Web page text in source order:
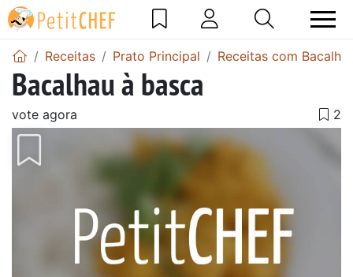
Receitas Prato Principal Receitas com
Bacalhau à basca
vote agora